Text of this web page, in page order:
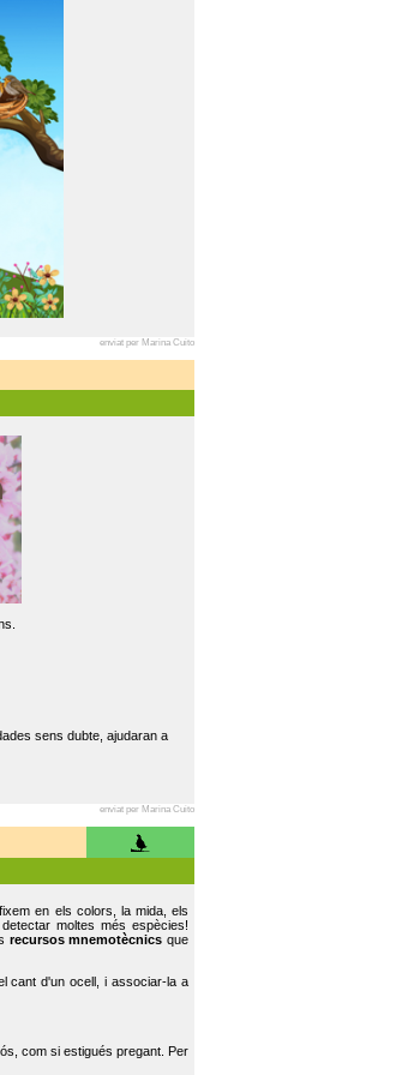
enviat per Marina Cuito
sens dubte, ajudaran a
enviat per Marina Cuito
en els colors, la mida, els
moltes més espècies!
recursos mnemotècnics que
cant d'un ocell, i associar-la a
com si estigués pregant. Per